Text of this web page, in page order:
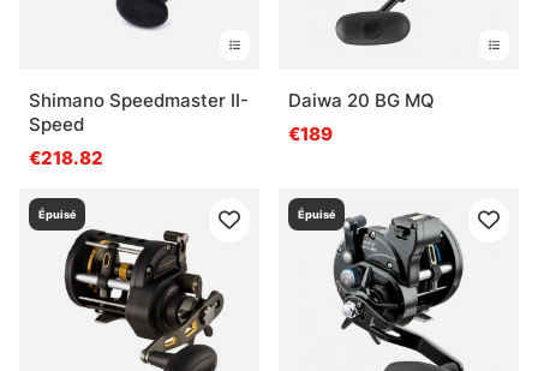
Shimano Speedmaster II-
Speed
€218.82
Daiwa 20 BG MQ
€189
Épuisé Épuisé